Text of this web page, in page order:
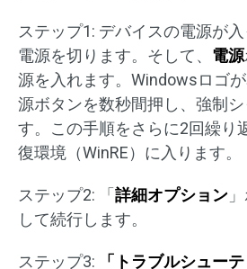
ステップ1: デバイスの電源が入
電源を切ります。そして、 電源
源を入れます。Windowsロゴ
源ボタンを数秒間押し、強制
す。この手順をさらに2回繰り
復環境（WinRE）に入ります。
ステップ2: 「 詳細オプション
して続行します。
ステップ3: 「トラブルシュー